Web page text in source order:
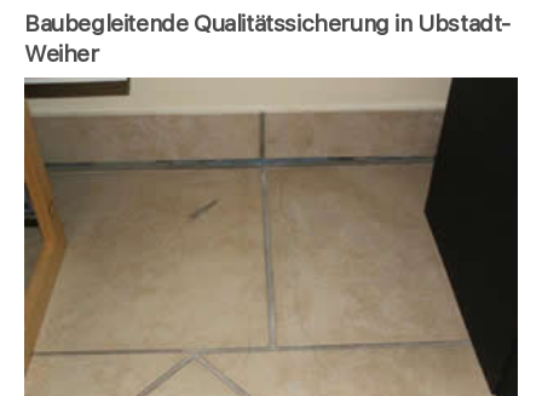
Baubegleitende Qualitätssicherung in Ubstadt-
Weiher